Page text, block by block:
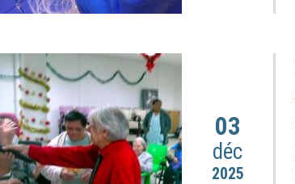
03
déc
2025